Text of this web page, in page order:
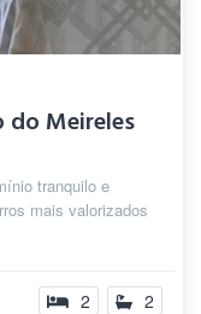
do Meireles
tranquilo e
mais valorizados
2 2